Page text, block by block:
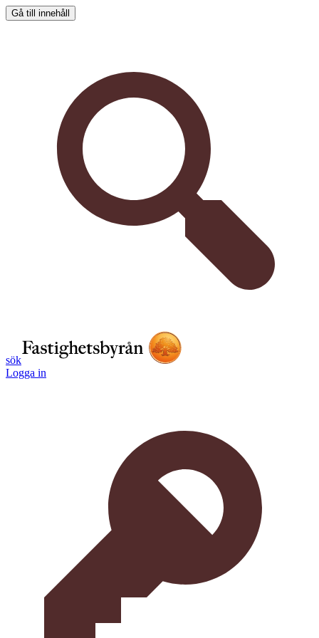
Gå till innehåll
sök
Logga in